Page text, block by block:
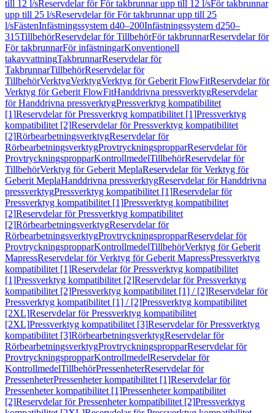
till 12 l/sReservdelar för För takbrunnar upp till 12 l/sFör takbrunnar
upp till 25 l/sReservdelar för För takbrunnar upp till 25
l/sFästenInfästningssystem d40–200Infästningssystem d250–
315TillbehörReservdelar för TillbehörFör takbrunnarReservdelar för
För takbrunnarFör infästningarKonventionell
takavvattningTakbrunnarReservdelar för
TakbrunnarTillbehörReservdelar för
TillbehörVerktygVerktygVerktyg för Geberit FlowFitReservdelar för
Verktyg för Geberit FlowFitHanddrivna pressverktygReservdelar
för Handdrivna pressverktygPressverktyg kompatibilitet
[1]Reservdelar för Pressverktyg kompatibilitet [1]Pressverktyg
kompatibilitet [2]Reservdelar för Pressverktyg kompatibilitet
[2]RörbearbetningsverktygReservdelar för
RörbearbetningsverktygProvtryckningspropparReservdelar för
ProvtryckningspropparKontrollmedelTillbehörReservdelar för
TillbehörVerktyg för Geberit MeplaReservdelar för Verktyg för
Geberit MeplaHanddrivna pressverktygReservdelar för Handdrivna
pressverktygPressverktyg kompatibilitet [1]Reservdelar för
Pressverktyg kompatibilitet [1]Pressverktyg kompatibilitet
[2]Reservdelar för Pressverktyg kompatibilitet
[2]RörbearbetningsverktygReservdelar för
RörbearbetningsverktygProvtryckningspropparReservdelar för
ProvtryckningspropparKontrollmedelTillbehörVerktyg för Geberit
MapressReservdelar för Verktyg för Geberit MapressPressverktyg
kompatibilitet [1]Reservdelar för Pressverktyg kompatibilitet
[1]Pressverktyg kompatibilitet [2]Reservdelar för Pressverktyg
kompatibilitet [2]Pressverktyg kompatibilitet [1] / [2]Reservdelar för
Pressverktyg kompatibilitet [1] / [2]Pressverktyg kompatibilitet
[2XL]Reservdelar för Pressverktyg kompatibilitet
[2XL]Pressverktyg kompatibilitet [3]Reservdelar för Pressverktyg
kompatibilitet [3]RörbearbetningsverktygReservdelar för
RörbearbetningsverktygProvtryckningspropparReservdelar för
ProvtryckningspropparKontrollmedelReservdelar för
KontrollmedelTillbehörPressenheterReservdelar för
PressenheterPressenheter kompatibilitet [1]Reservdelar för
Pressenheter kompatibilitet [1]Pressenheter kompatibilitet
[2]Reservdelar för Pressenheter kompatibilitet [2]Pressverktyg